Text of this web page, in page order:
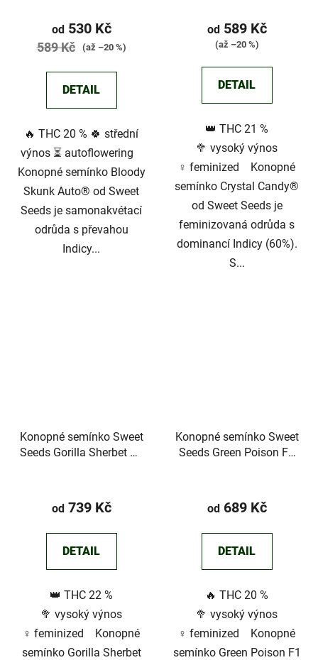
od530 Kč
589 Kč (až –20 %)
DETAIL
🔥 THC 20 % 🍀 střední
výnos ⏳ autoflowering
Konopné semínko Bloody
Skunk Auto® od Sweet
Seeds je samonakvétací
odrůda s převahou
Indicy...
od589 Kč
(až –20 %)
DETAIL
👑 THC 21 %
🥦 vysoký výnos
♀️ feminized Konopné
semínko Crystal Candy®
od Sweet Seeds je
feminizovaná odrůda s
dominancí Indicy (60%).
S...
Konopné semínko Sweet
Seeds Gorilla Sherbet F1
hodnocení
je
5,0
5
hvězdiček.
od739 Kč
DETAIL
👑 THC 22 %
🥦 vysoký výnos
♀️ feminized Konopné
semínko Gorilla Sherbet
Konopné semínko Sweet
Seeds Green Poison F1
od689 Kč
DETAIL
🔥 THC 20 %
🥦 vysoký výnos
♀️ feminized Konopné
semínko Green Poison F1